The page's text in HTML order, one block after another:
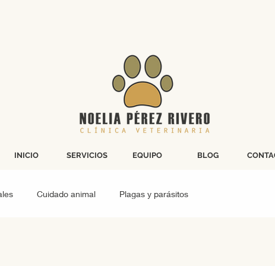
INICIO SERVICIOS EQUIPO BLOG
Cuidado animal Plagas y parásitos